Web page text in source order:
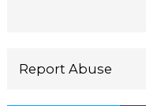
Report Abuse